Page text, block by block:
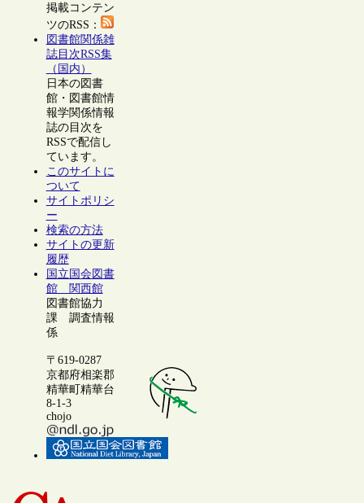
掲載コンテン
ツのRSS：
図書館関係雑
誌目次RSS集
（国内）
日本の図書
館・図書館情
報学関係情報
誌の目次を
RSSで配信し
ています。
このサイトに
ついて
サイトポリシ
ー
検索の方法
サイトの更新
履歴
国立国会図書
館 関西館
図書館協力
課 調査情報
係
〒619-0287
京都府相楽郡
精華町精華台
8-1-3
chojo